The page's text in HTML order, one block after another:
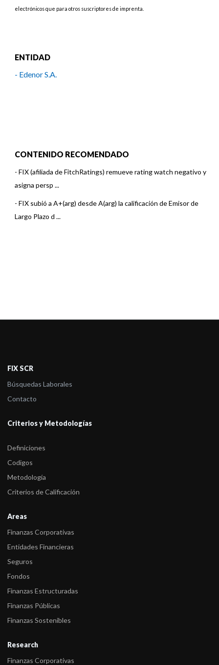
electrónicos que para otros suscriptores de imprenta.
ENTIDAD
- Edenor S.A.
CONTENIDO RECOMENDADO
- FIX (afiliada de FitchRatings) remueve rating watch negativo y
asigna persp ...
- FIX subió a A+(arg) desde A(arg) la calificación de Emisor de
Largo Plazo d ...
FIX SCR
Búsquedas Laborales
Contacto
Criterios y Metodologías
Definiciones
Codigos
Metodología
Criterios de Calificación
Areas
Finanzas Corporativas
Entidades Financieras
Seguros
Fondos
Finanzas Estructuradas
Finanzas Públicas
Finanzas Sostenibles
Research
Finanzas Corporativas